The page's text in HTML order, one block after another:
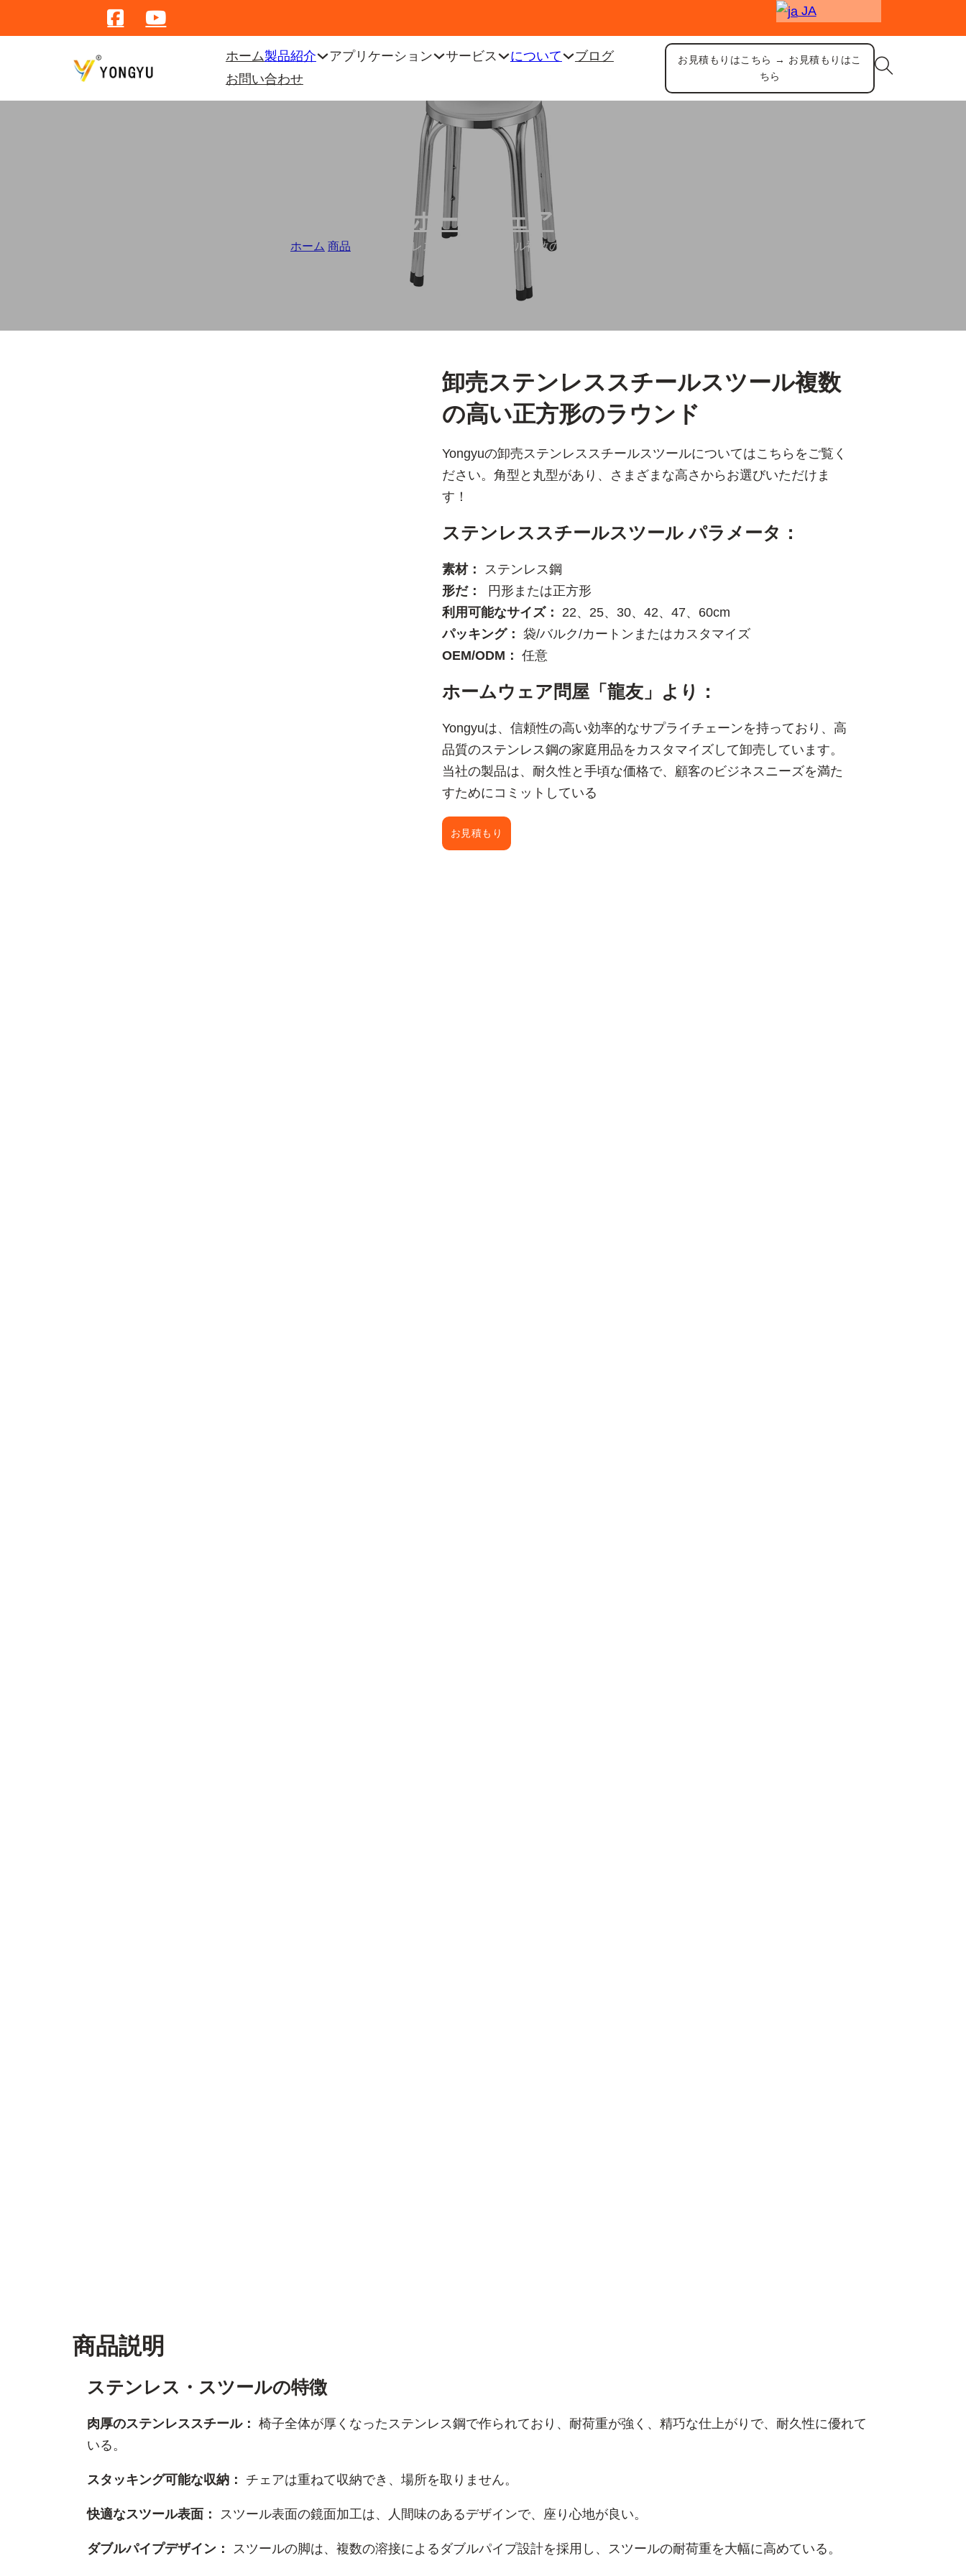
JA
ホーム製品紹介 アプリケーション サービス について
ブログ
お問い合わせ
お見積もりはこちら → お見積もりはこ
ちら
ホームウェア
ホーム 商品 卸売ステンレススチールスツール複数の高い正方形のラウンド
卸売ステンレススチールスツール複数
の高い正方形のラウンド
Yongyuの卸売ステンレススチールスツールについてはこちらをご覧く
ださい。角型と丸型があり、さまざまな高さからお選びいただけま
す！
ステンレススチールスツール パラメータ：
素材：
ステンレス鋼
形だ：
円形または正方形
利用可能なサイズ：
22、25、30、42、47、60cm
パッキング： 袋/バルク/カートンまたはカスタマイズ
OEM/ODM： 任意
ホームウェア問屋「龍友」より：
Yongyuは、信頼性の高い効率的なサプライチェーンを持っており、高
品質のステンレス鋼の家庭用品をカスタマイズして卸売しています。
当社の製品は、耐久性と手頃な価格で、顧客のビジネスニーズを満た
すためにコミットしている
お見積もり
商品説明
ステンレス・スツールの特徴
肉厚のステンレススチール： 椅子全体が厚くなったステンレス鋼で作られており、耐荷重が強く、精巧な仕上がりで、耐久性に優れて
いる。
スタッキング可能な収納： チェアは重ねて収納でき、場所を取りません。
快適なスツール表面： スツール表面の鏡面加工は、人間味のあるデザインで、座り心地が良い。
ダブルパイプデザイン： スツールの脚は、複数の溶接によるダブルパイプ設計を採用し、スツールの耐荷重を大幅に高めている。